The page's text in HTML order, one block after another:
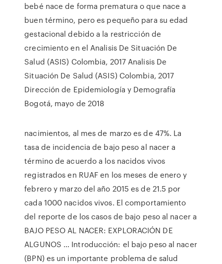
bebé nace de forma prematura o que nace a
buen término, pero es pequeño para su edad
gestacional debido a la restricción de
crecimiento en el Analisis De Situación De
Salud (ASIS) Colombia, 2017 Analisis De
Situación De Salud (ASIS) Colombia, 2017
Dirección de Epidemiología y Demografía
Bogotá, mayo de 2018
nacimientos, al mes de marzo es de 47%. La
tasa de incidencia de bajo peso al nacer a
término de acuerdo a los nacidos vivos
registrados en RUAF en los meses de enero y
febrero y marzo del año 2015 es de 21.5 por
cada 1000 nacidos vivos. El comportamiento
del reporte de los casos de bajo peso al nacer a
BAJO PESO AL NACER: EXPLORACIÓN DE
ALGUNOS … Introducción: el bajo peso al nacer
(BPN) es un importante problema de salud